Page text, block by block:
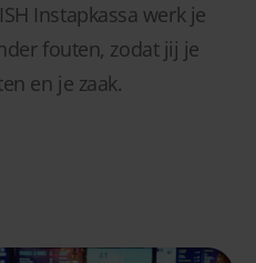
Instapkassa werk je
fouten, zodat jij je
en je zaak.